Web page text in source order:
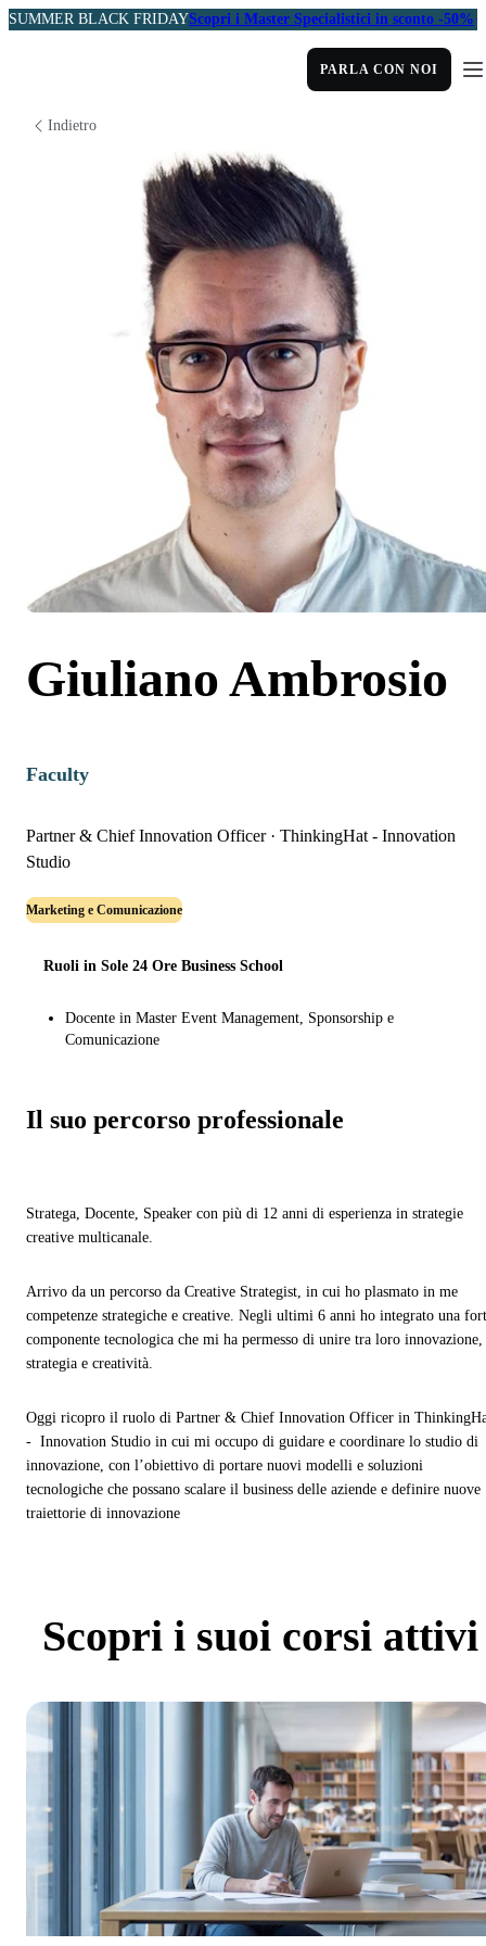
SUMMER BLACK FRIDAYScopri i Master Specialistici in sconto -50%
PARLA CON NOI
Indietro
Giuliano Ambrosio
Faculty
Partner & Chief Innovation Officer · ThinkingHat - Innovation
Studio
Marketing e Comunicazione
Ruoli in Sole 24 Ore Business School
Docente in Master Event Management, Sponsorship e
Comunicazione
Il suo percorso professionale
Stratega, Docente, Speaker con più di 12 anni di esperienza in strategie
creative multicanale.
Arrivo da un percorso da Creative Strategist, in cui ho plasmato in me
competenze strategiche e creative. Negli ultimi 6 anni ho integrato una
componente tecnologica che mi ha permesso di unire tra loro innovazione,
strategia e creatività.
Oggi ricopro il ruolo di Partner & Chief Innovation Officer in
- Innovation Studio in cui mi occupo di guidare e coordinare lo studio di
innovazione, con l’obiettivo di portare nuovi modelli e soluzioni
tecnologiche che possano scalare il business delle aziende e definire nuove
traiettorie di innovazione
Scopri i suoi corsi attivi